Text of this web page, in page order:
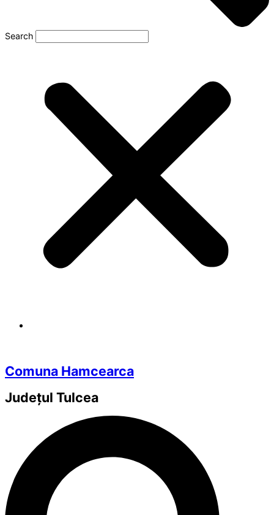
Search
Comuna Hamcearca
Județul Tulcea